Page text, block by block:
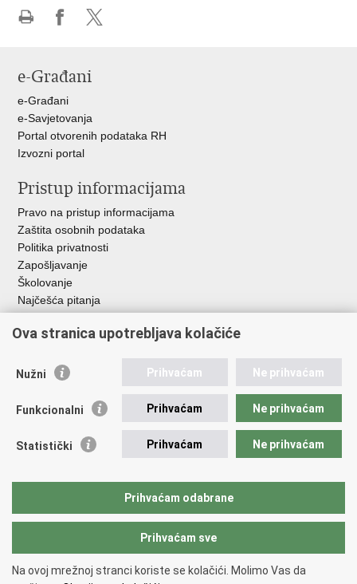
Facebooku
X-
e-Građani
e-Građani
e-Savjetovanja
Portal otvorenih podataka RH
Izvozni portal
Pristup informacijama
Pravo na pristup informacijama
Zaštita osobnih podataka
Politika privatnosti
Zapošljavanje
Školovanje
Najčešća pitanja
Važne poveznice
EMN Nacionalna kontaktna točka za Republiku Hrvatsku
Policijska akademija
Zaklada policijske solidarnosti
Udruge
Ova stranica upotrebljava kolačiće
Nužni Prihvaćam Ne prihvaćam
Funkcionalni Prihvaćam Ne prihvaćam
Statistički Prihvaćam Ne prihvaćam
Prihvaćam odabrane
Prihvaćam sve
Na ovoj mrežnoj stranci koriste se kolačići. Molimo Vas da